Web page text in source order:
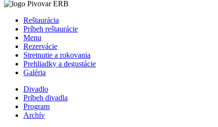
Reštaurácia
Príbeh reštaurácie
Menu
Rezervácie
Stretnutie a rokovania
Prehliadky a degustácie
Galéria
Divadlo
Príbeh divadla
Program
Archív